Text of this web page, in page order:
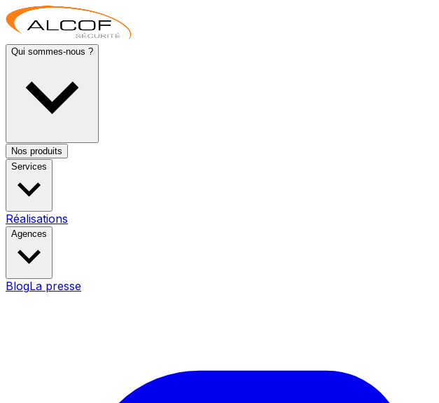
Qui sommes-nous ?
Nos produits
Services
Réalisations
Agences
BlogLa presse